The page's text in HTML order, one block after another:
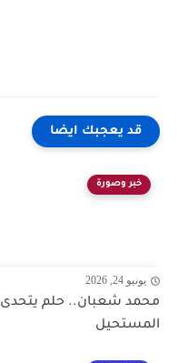
قد يعجبك ايضا
خبر وصورة
يونيو 24, 2026
محمد شعبان.. حلم يتحدى
المستحيل